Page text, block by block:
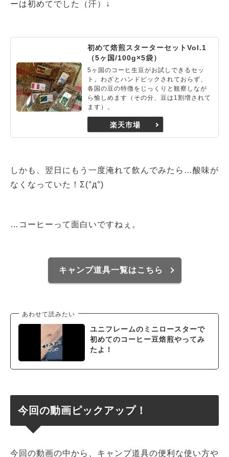
ーは初めてでした（汗）↓
初めて焙煎スターターセットVol.1
（5ヶ国/100g×5袋）
5ヶ国のコーヒ生豆がお試しできるセッ
ト。わざとハンドピックされておらず、
各国の豆の特徴をじっくりと観察しなが
ら愉しめます（その分、豆は1割増されて
ます）。
楽天市場
しかも、翌日にもう一度淹れて飲んでみたら…酸味が
なくなっていた！Σ(°д°)
…コーヒーって面白いですねぇ。
キャンプ道具一覧はこちら
あわせて読みたい
ユニフレームのミニロースターで
初めてのコーヒー豆焙煎やってみ
たよ！
今回の動画ピックアップ！
今回の動画の中から、キャンプ道具の便利な使い方や